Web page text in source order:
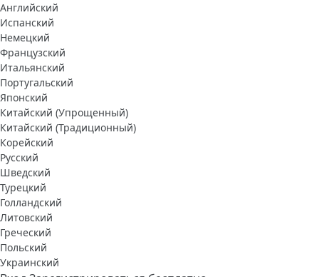
Английский
Испанский
Немецкий
Французский
Итальянский
Португальский
Японский
Китайский (Упрощенный)
Китайский (Традиционный)
Корейский
Русский
Шведский
Турецкий
Голландский
Литовский
Греческий
Польский
Украинский